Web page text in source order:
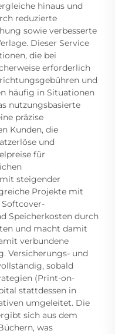
hinaus und
reduzierte
sowie verbesserte
Dieser Service
die bei
erforderlich
und
häufig in Situationen
nutzungsbasierte
präzise
Kunden, die
und
für
steigender
Projekte mit
Speicherkosten durch
und macht damit
verbundene
Versicherungs- und
sobald
(Print-on-
stattdessen in
umgeleitet. Die
sich aus dem
was